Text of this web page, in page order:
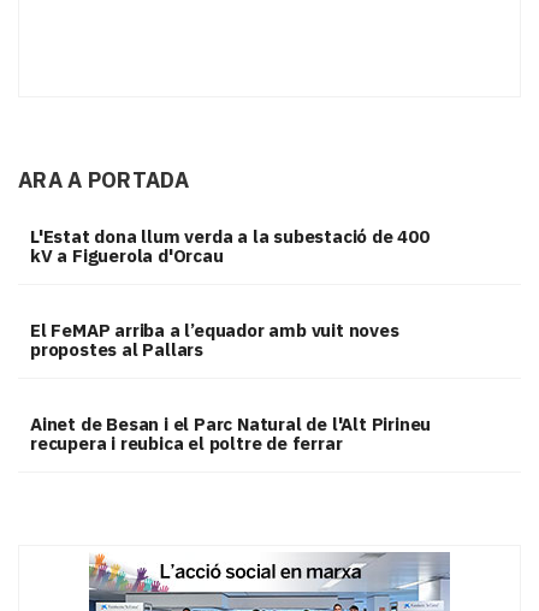
ARA A PORTADA
L'Estat dona llum verda a la subestació de 400
kV a Figuerola d'Orcau
El FeMAP arriba a l’equador amb vuit noves
propostes al Pallars
Ainet de Besan i el Parc Natural de l'Alt Pirineu
recupera i reubica el poltre de ferrar